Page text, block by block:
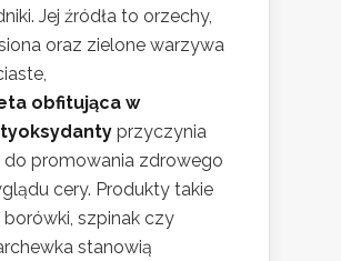
Jej źródła to orzechy,
oraz zielone warzywa
obfitująca w
przyczynia
do promowania zdrowego
cery. Produkty takie
borówki, szpinak czy
stanowią